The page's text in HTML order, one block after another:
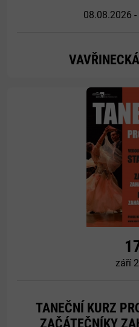
08.08.2026
září
TANEČNÍ KURZ
ZAČÁTEČNÍKY